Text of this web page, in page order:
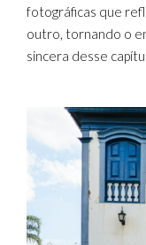
fotográficas que
outro, tornando o
sincera desse